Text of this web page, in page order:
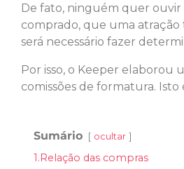
De fato, ninguém quer
comprado, que uma
será necessário fazer
Por isso, o Keeper elaborou
comissões de formatura.
Sumário ocultar
1.Relação das compras